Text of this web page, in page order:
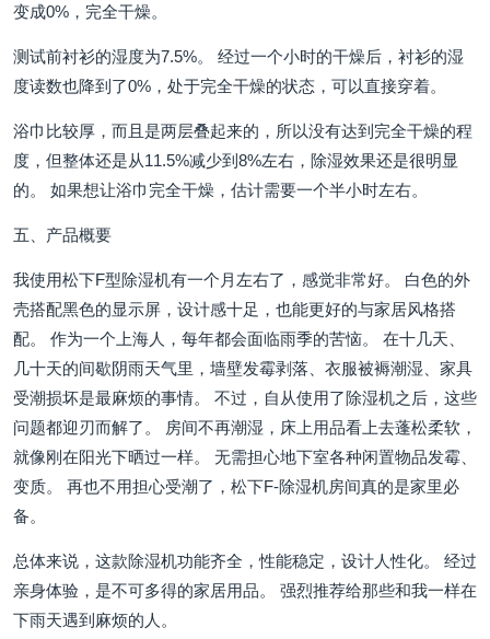
变成0%，完全干燥。
测试前衬衫的湿度为7.5%。 经过一个小时的干燥后，衬衫的湿
度读数也降到了0%，处于完全干燥的状态，可以直接穿着。
浴巾比较厚，而且是两层叠起来的，所以没有达到完全干燥的程
度，但整体还是从11.5%减少到8%左右，除湿效果还是很明显
的。 如果想让浴巾完全干燥，估计需要一个半小时左右。
五、产品概要
我使用松下F型除湿机有一个月左右了，感觉非常好。 白色的外
壳搭配黑色的显示屏，设计感十足，也能更好的与家居风格搭
配。 作为一个上海人，每年都会面临雨季的苦恼。 在十几天、
几十天的间歇阴雨天气里，墙壁发霉剥落、衣服被褥潮湿、家具
受潮损坏是最麻烦的事情。 不过，自从使用了除湿机之后，这些
问题都迎刃而解了。 房间不再潮湿，床上用品看上去蓬松柔软，
就像刚在阳光下晒过一样。 无需担心地下室各种闲置物品发霉、
变质。 再也不用担心受潮了，松下F-除湿机房间真的是家里必
备。
总体来说，这款除湿机功能齐全，性能稳定，设计人性化。 经过
亲身体验，是不可多得的家居用品。 强烈推荐给那些和我一样在
下雨天遇到麻烦的人。